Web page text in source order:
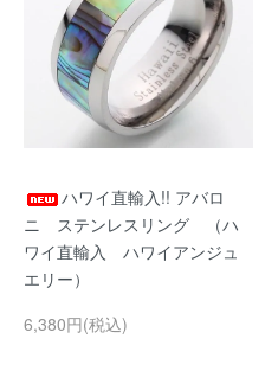
ハワイ直輸入!! アバロ
ニ ステンレスリング （ハ
ワイ直輸入 ハワイアンジュ
エリー）
6,380円(税込)